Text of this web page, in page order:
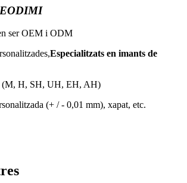
ser OEM i ODM
Especialitzats en imants de
(M, H, SH, UH, EH, AH)
(+ / - 0,01 mm), xapat, etc.